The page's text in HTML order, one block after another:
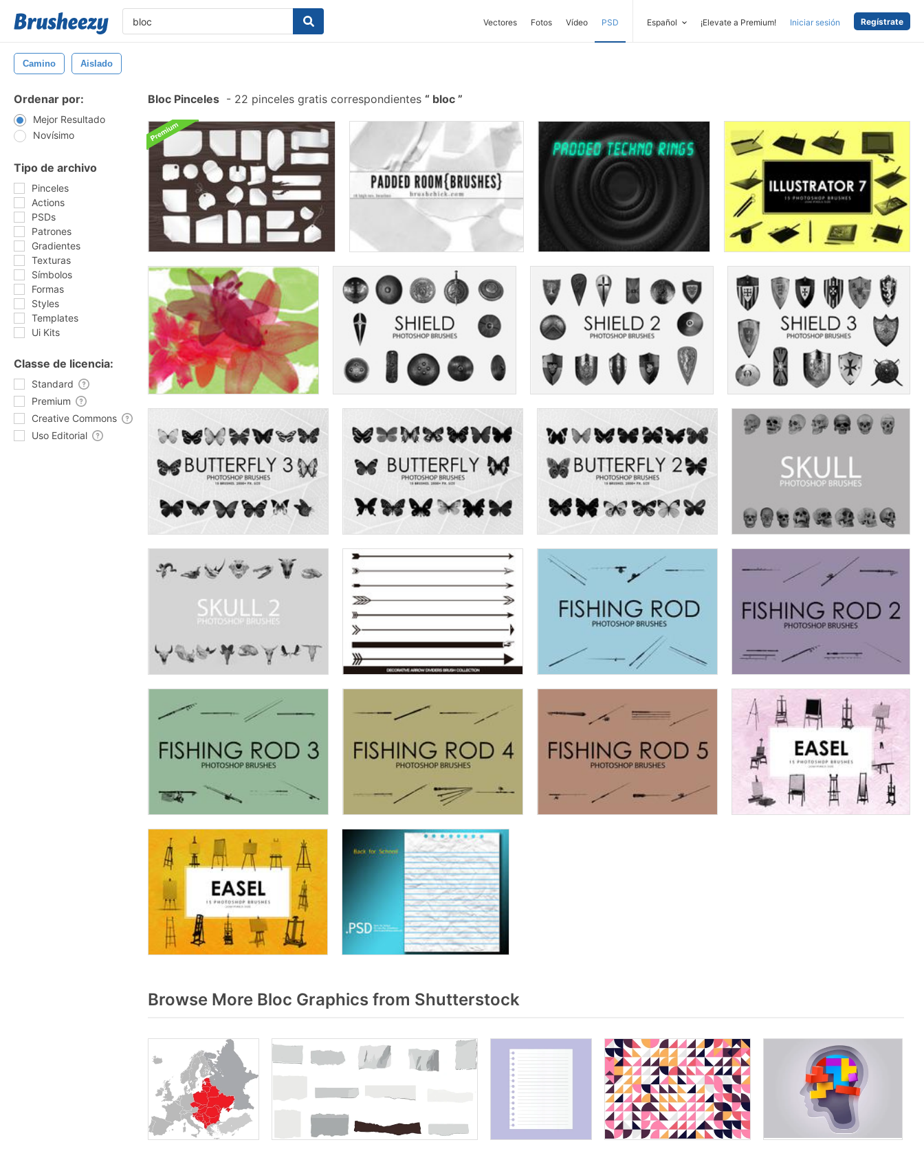
Vectores Fotos Vídeo PSD Español ¡Elevate a Premium! Iniciar sesión Regístrate
Camino Aislado
Ordenar por:
Mejor Resultado
Novísimo
Tipo de archivo
Pinceles
Actions
PSDs
Patrones
Gradientes
Texturas
Símbolos
Formas
Styles
Templates
Ui Kits
Classe de licencia:
Standard
Premium
Creative Commons
Uso Editorial
Bloc Pinceles - 22 pinceles gratis correspondientes bloc
Browse More Bloc Graphics from Shutterstock